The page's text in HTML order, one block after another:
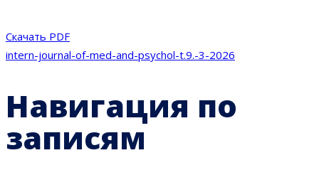
Скачать PDF
intern-journal-of-med-and-psychol-t.9.-3-2026
Навигация по
записям